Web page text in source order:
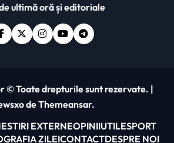
ultimă oră și editoriale
© Toate drepturile sunt rezervate. |
deThemeansar.
STIRI EXTERNEOPINIIUTILESPORT
ZILEICONTACTDESPRE NOI